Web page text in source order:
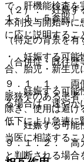
（２）． 妊娠す
本剤投与開始時に
に応じ説明するこ
・ 妊娠する可能
合、胎児・新生児
・ 妊娠する可能
る場合は、速やか
・ 妊娠する可能
当医に相談するこ
で、肝機能検査を
１．１．５参照〕
（特定の背景を有
（合併症・既往歴
９．１．１． 両
脈狭窄のある患者
除き、使用は避け
低下により急速に
９．１．２． 高
と判断される場合